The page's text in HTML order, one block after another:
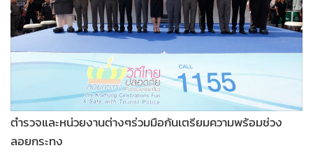
ตำรวจและหน่วยงานต่างๆร่วมมือกันเตรียมความพร้อมช่วง
ลอยกระทง